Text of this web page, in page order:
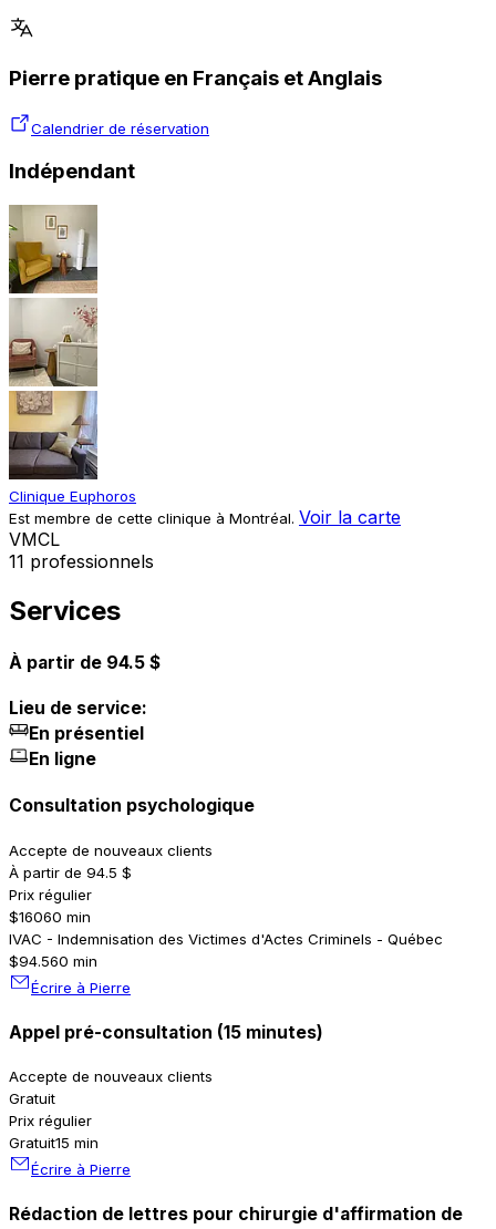
Pierre pratique en Français et Anglais
Calendrier de réservation
Indépendant
Clinique Euphoros
Est membre de cette clinique à Montréal. Voir la carte
VMCL
11 professionnels
Services
À partir de 94.5 $
Lieu de service:
En présentiel
En ligne
Consultation psychologique
Accepte de nouveaux clients
À partir de 94.5 $
Prix régulier
$16060 min
IVAC - Indemnisation des Victimes d'Actes Criminels - Québec
$94.560 min
Écrire à Pierre
Appel pré-consultation (15 minutes)
Accepte de nouveaux clients
Gratuit
Prix régulier
Gratuit15 min
Écrire à Pierre
Rédaction de lettres pour chirurgie d'affirmation de